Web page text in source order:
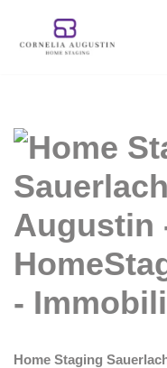
Zum
Home Staging